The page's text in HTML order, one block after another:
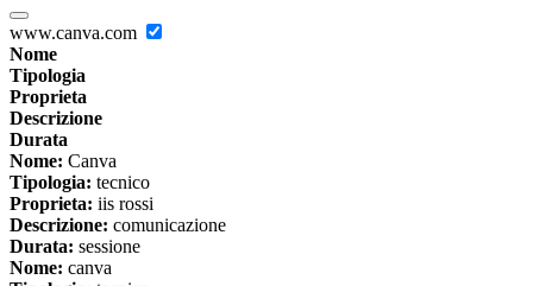
www.canva.com
Nome
Tipologia
Proprieta
Descrizione
Durata
Nome: Canva
Tipologia: tecnico
Proprieta: iis rossi
Descrizione: comunicazione
Durata: sessione
Nome: canva